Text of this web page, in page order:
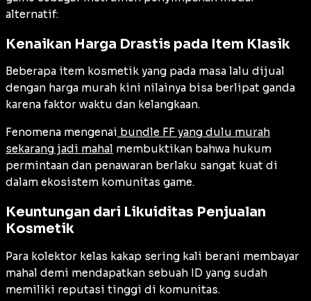
alternatif:
Kenaikan Harga Drastis pada Item Klasik
Beberapa item kosmetik yang pada masa lalu dijual
dengan harga murah kini nilainya bisa berlipat ganda
karena faktor waktu dan kelangkaan.
Fenomena mengenai bundle FF yang dulu murah
sekarang jadi mahal membuktikan bahwa hukum
permintaan dan penawaran berlaku sangat kuat di
dalam ekosistem komunitas game.
Keuntungan dari Likuiditas Penjualan
Kosmetik
Para kolektor kelas kakap sering kali berani membayar
mahal demi mendapatkan sebuah ID yang sudah
memiliki reputasi tinggi di komunitas.